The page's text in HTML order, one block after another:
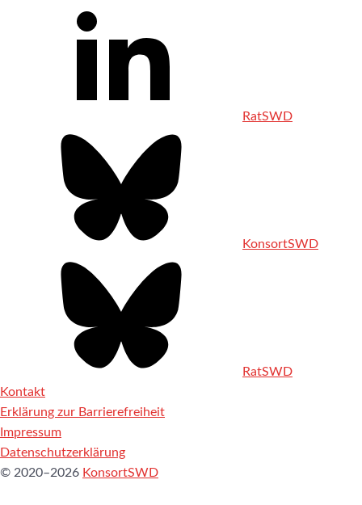
RatSWD
KonsortSWD
RatSWD
Kontakt
Erklärung zur Barrierefreiheit
Impressum
Datenschutzerklärung
© 2020–2026 KonsortSWD